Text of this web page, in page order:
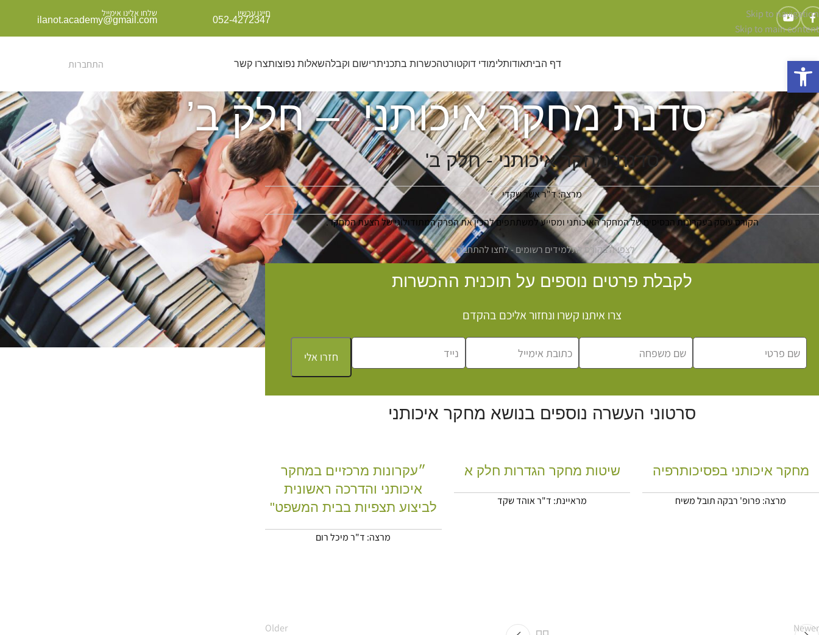
Skip to navigation
Skip to main content
חייגו עכשיו
052-4272347
שלחו אלינו אימייל
ilanot.academy@gmail.com
דף הביתאודותלימודי דוקטורטהכשרות בתכניתרישום וקבלהשאלות נפוצותצרו קשר התחברות
סדנת מחקר איכותני – חלק ב’
סדנת מחקר איכותני - חלק ב'
מרצה: ד"ר אשר שקדי
הקורס עוסק בעקרונות הבסיסים של המחקר האיכותני ומסייע למשתתפים להכין את הפרק המתודולוגי של הצעת המחקר.
לצפייה בקורס לתלמידים רשומים - לחצו להתחברות
לקבלת פרטים נוספים על תוכנית ההכשרות
צרו איתנו קשרו ונחזור אליכם בהקדם
חזרו אלי
סרטוני העשרה נוספים בנושא מחקר איכותני
מחקר איכותני בפסיכותרפיה
מרצה: פרופ' רבקה תובל משיח
שיטות מחקר הגדרות חלק א
מראיינת: ד"ר אוהד שקד
״עקרונות מרכזיים במחקר
איכותני והדרכה ראשונית
לביצוע תצפיות בבית המשפט"
מרצה: ד"ר מיכל רום
Newer
Older
קורסים בתוכנית
הכשרות
כרייה וניהול מידע
רישום ביבליוגרפי
אינפוגרפיקה
פתח סרגל נגישות